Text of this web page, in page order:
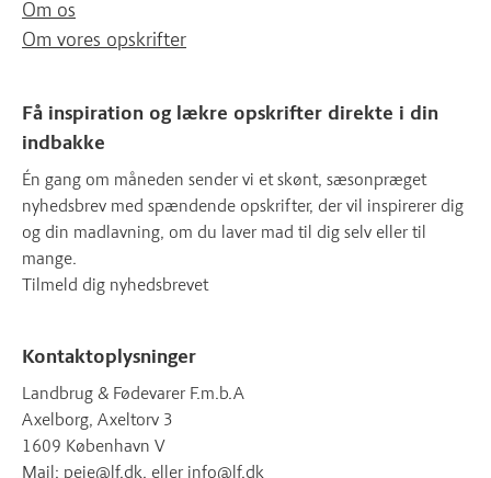
Om os
Om vores opskrifter
Få inspiration og lækre opskrifter direkte i din
indbakke
Én gang om måneden sender vi et skønt, sæsonpræget
nyhedsbrev med spændende opskrifter, der vil inspirerer dig
og din madlavning, om du laver mad til dig selv eller til
mange.
Tilmeld dig nyhedsbrevet
Kontaktoplysninger
Landbrug & Fødevarer F.m.b.A
Axelborg, Axeltorv 3
1609 København V
Mail: peje@lf.dk, eller info@lf.dk